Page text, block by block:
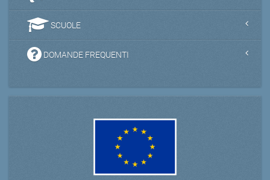
SCUOLE
DOMANDE FREQUENTI